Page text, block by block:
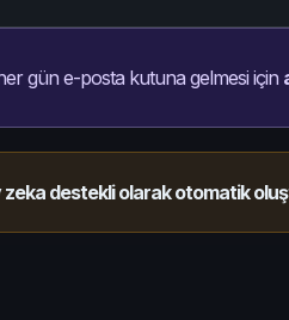
gün e-posta kutuna gelmesi için
destekli olarak otomatik